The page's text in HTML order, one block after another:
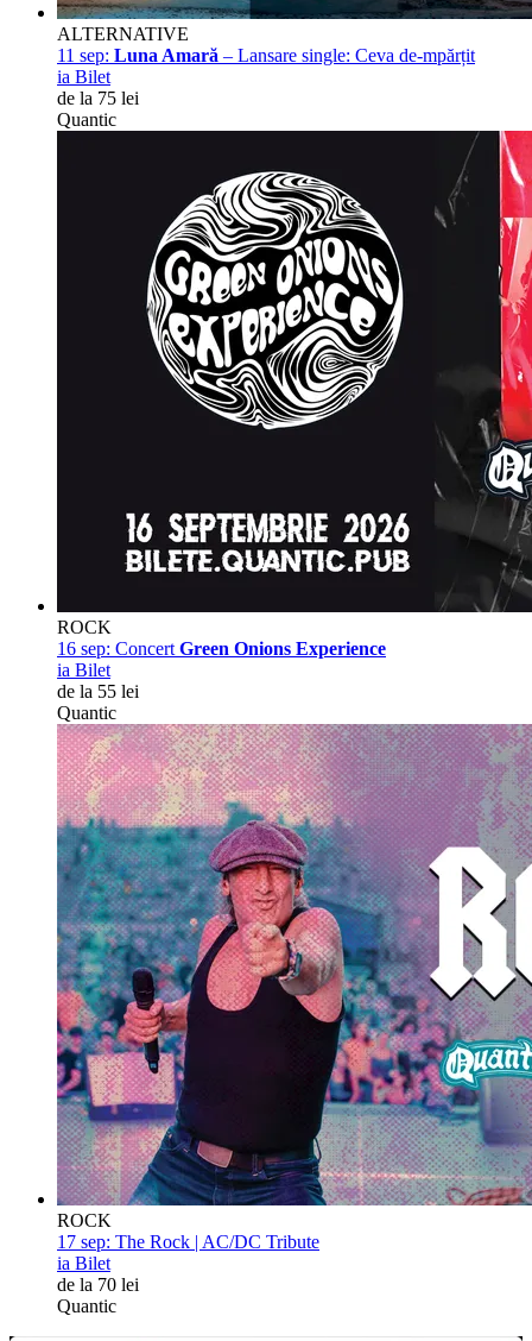
ALTERNATIVE
11 sep: Luna Amară – Lansare single: Ceva de-mpărțit
ia Bilet
de la 75 lei
Quantic
ROCK
16 sep: Concert Green Onions Experience
ia Bilet
de la 55 lei
Quantic
ROCK
17 sep: The Rock | AC/DC Tribute
ia Bilet
de la 70 lei
Quantic